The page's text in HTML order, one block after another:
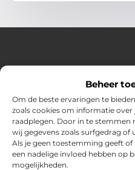
Beheer
Om de beste ervaringen te
zoals cookies om informatie over
raadplegen. Door in te stemmen
wij gegevens zoals surfgedrag of
Als je geen toestemming geeft
een nadelige invloed hebben op
mogelijkheden.
Jouw bron voor inspiratie en
dagelijks leven.
Verken een gevarieerde
handige adviezen en
optimaal te benutten.
Bericht categorie